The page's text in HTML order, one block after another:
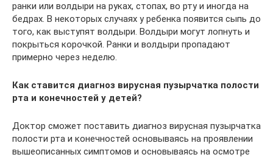
ранки или волдыри на руках, стопах, во рту и иногда на
бедрах. В некоторых случаях у ребенка появится сыпь до
того, как выступят волдыри. Волдыри могут лопнуть и
покрыться корочкой. Ранки и волдыри пропадают
примерно через неделю.
Как ставится диагноз вирусная пузырчатка полости
рта и конечностей у детей?
Доктор сможет поставить диагноз вирусная пузырчатка
полости рта и конечностей основываясь на проявлении
вышеописанных симптомов и основываясь на осмотре